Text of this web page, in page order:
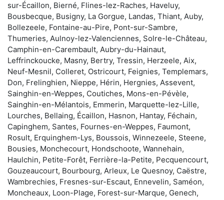
sur-Écaillon, Bierné, Flines-lez-Raches, Haveluy,
Bousbecque, Busigny, La Gorgue, Landas, Thiant, Auby,
Bollezeele, Fontaine-au-Pire, Pont-sur-Sambre,
Thumeries, Aulnoy-lez-Valenciennes, Solre-le-Château,
Camphin-en-Carembault, Aubry-du-Hainaut,
Leffrinckoucke, Masny, Bertry, Tressin, Herzeele, Aix,
Neuf-Mesnil, Colleret, Ostricourt, Feignies, Templemars,
Don, Frelinghien, Nieppe, Hérin, Hergnies, Assevent,
Sainghin-en-Weppes, Coutiches, Mons-en-Pévèle,
Sainghin-en-Mélantois, Emmerin, Marquette-lez-Lille,
Lourches, Bellaing, Écaillon, Hasnon, Hantay, Féchain,
Capinghem, Santes, Fournes-en-Weppes, Faumont,
Rosult, Erquinghem-Lys, Boussois, Winnezeele, Steene,
Bousies, Monchecourt, Hondschoote, Wannehain,
Haulchin, Petite-Forêt, Ferrière-la-Petite, Pecquencourt,
Gouzeaucourt, Bourbourg, Arleux, Le Quesnoy, Caëstre,
Wambrechies, Fresnes-sur-Escaut, Ennevelin, Saméon,
Moncheaux, Loon-Plage, Forest-sur-Marque, Genech,